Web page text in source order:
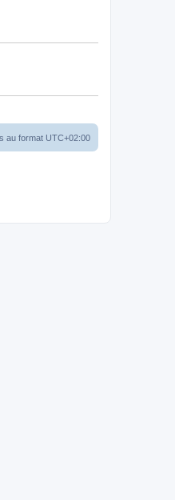
au format UTC+02:00